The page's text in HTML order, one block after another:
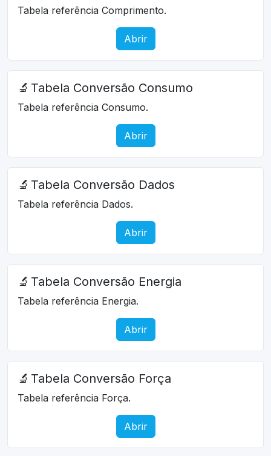
Tabela referência Comprimento.
Abrir
🔬 Tabela Conversão Consumo
Tabela referência Consumo.
Abrir
🔬 Tabela Conversão Dados
Tabela referência Dados.
Abrir
🔬 Tabela Conversão Energia
Tabela referência Energia.
Abrir
🔬 Tabela Conversão Força
Tabela referência Força.
Abrir